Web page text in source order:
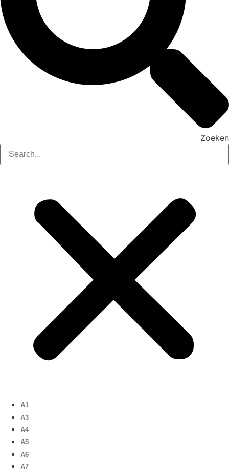
Zoeken
A1
A3
A4
A5
A6
A7